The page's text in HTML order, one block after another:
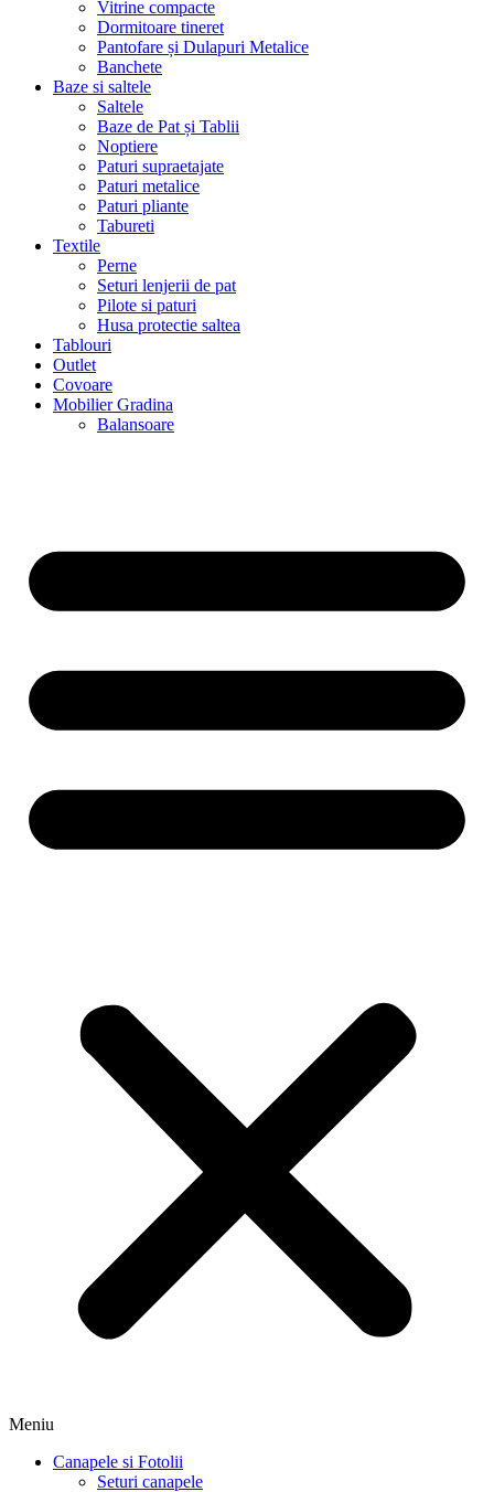
Vitrine compacte
Dormitoare tineret
Pantofare și Dulapuri Metalice
Banchete
Baze si saltele
Saltele
Baze de Pat și Tablii
Noptiere
Paturi supraetajate
Paturi metalice
Paturi pliante
Tabureti
Textile
Perne
Seturi lenjerii de pat
Pilote si paturi
Husa protectie saltea
Tablouri
Outlet
Covoare
Mobilier Gradina
Balansoare
Meniu
Canapele si Fotolii
Seturi canapele